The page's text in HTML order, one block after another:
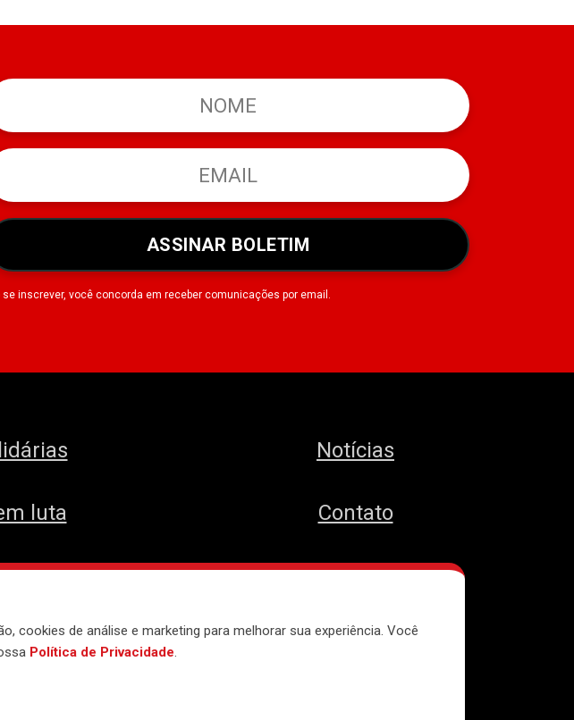
cookies de análise e marketing para melhorar sua experiência. Você
Política de Privacidade.
ASSINAR BOLETIM
se inscrever, você concorda em receber comunicações por email.
luta
Notícias
Contato